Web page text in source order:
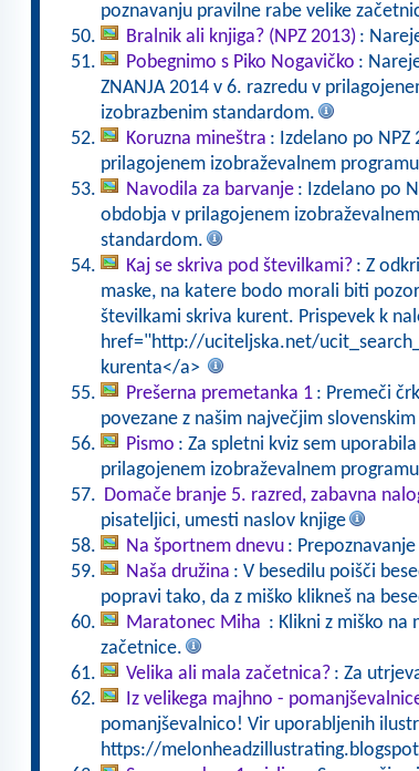
poznavanju pravilne rabe velike
Bralnik ali knjiga? (NPZ 2013) :
Pobegnimo s Piko Nogavičko :
ZNANJA 2014 v 6. razredu v
izobrazbenim standardom.
Koruzna mineštra : Izdelano po
prilagojenem izobraževalnem
Navodila za barvanje : Izdelano po
obdobja v prilagojenem
standardom.
Kaj se skriva pod številkami? : Z
maske, na katere bodo morali biti
številkami skriva kurent. Prispevek k
href="http://uciteljska.net/
kurenta</a>
Prešerna premetanka 1 : Premeči
povezane z našim največjim
Pismo : Za spletni kviz sem
prilagojenem izobraževalnem
Domače branje 5. razred, zabavna
pisateljici, umesti naslov knjige
Na športnem dnevu :
Naša družina : V besedilu poišči
popravi tako, da z miško klikneš na
Maratonec Miha : Klikni z miško na
začetnice.
Velika ali mala začetnica? : Za
Iz velikega majhno -
pomanjševalnico! Vir uporabljenih
https://